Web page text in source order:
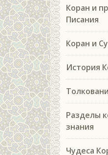
Коран и
Писания
Коран и
История
Разделы
знания
Чудеса